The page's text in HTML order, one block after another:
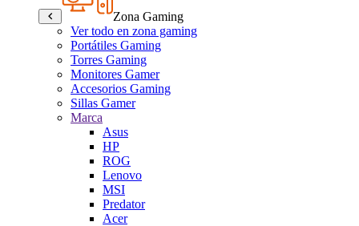
Zona Gaming
Ver todo en zona gaming
Portátiles Gaming
Torres Gaming
Monitores Gamer
Accesorios Gaming
Sillas Gamer
Marca
Asus
HP
ROG
Lenovo
MSI
Predator
Acer